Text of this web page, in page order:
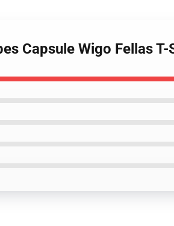
Capsule Wigo Fellas T-